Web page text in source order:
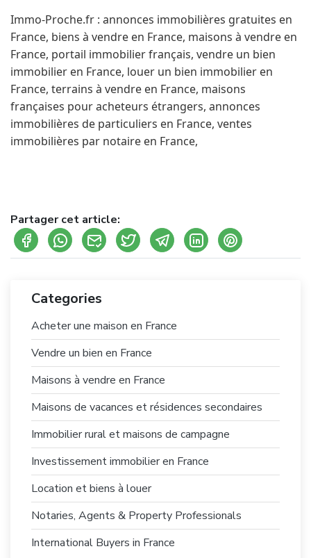
Immo-Proche.fr : annonces immobilières gratuites en
France, biens à vendre en France, maisons à vendre en
France, portail immobilier français, vendre un bien
immobilier en France, louer un bien immobilier en
France, terrains à vendre en France, maisons
françaises pour acheteurs étrangers, annonces
immobilières de particuliers en France, ventes
immobilières par notaire en France,
Partager cet article:
Categories
Acheter une maison en France
Vendre un bien en France
Maisons à vendre en France
Maisons de vacances et résidences secondaires
Immobilier rural et maisons de campagne
Investissement immobilier en France
Location et biens à louer
Notaries, Agents & Property Professionals
International Buyers in France